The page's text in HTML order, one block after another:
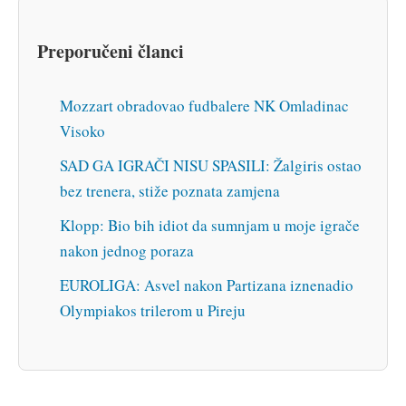
Preporučeni članci
Mozzart obradovao fudbalere NK Omladinac
Visoko
SAD GA IGRAČI NISU SPASILI: Žalgiris ostao
bez trenera, stiže poznata zamjena
Klopp: Bio bih idiot da sumnjam u moje igrače
nakon jednog poraza
EUROLIGA: Asvel nakon Partizana iznenadio
Olympiakos trilerom u Pireju